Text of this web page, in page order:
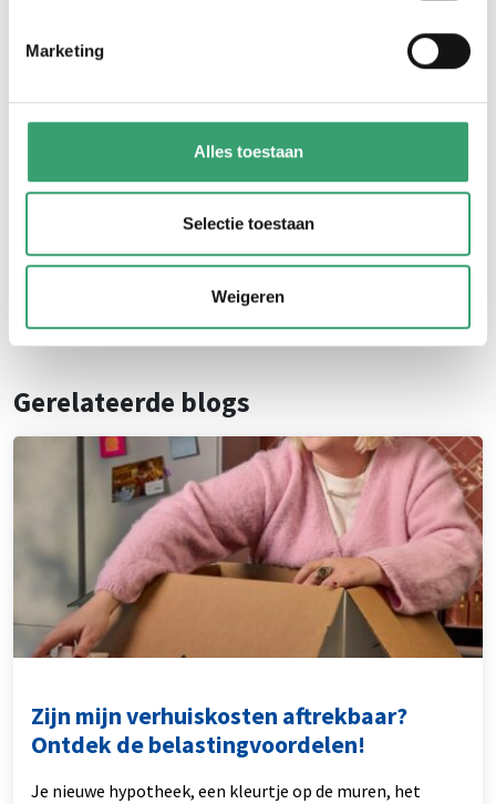
Marketing
Alles toestaan
Selectie toestaan
Weigeren
Postcode*
Huisnummer*
Vraag direct een offerte aan
Verhuizen.nl is een
initiatief van
Gerelateerde blogs
Zijn mijn verhuiskosten aftrekbaar?
Ontdek de belastingvoordelen!
Je nieuwe hypotheek, een kleurtje op de muren, het